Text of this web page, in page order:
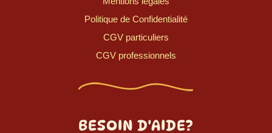
BESOIN D'AIDE?
Politique de Confidentialité
CGV particuliers
CGV professionnels